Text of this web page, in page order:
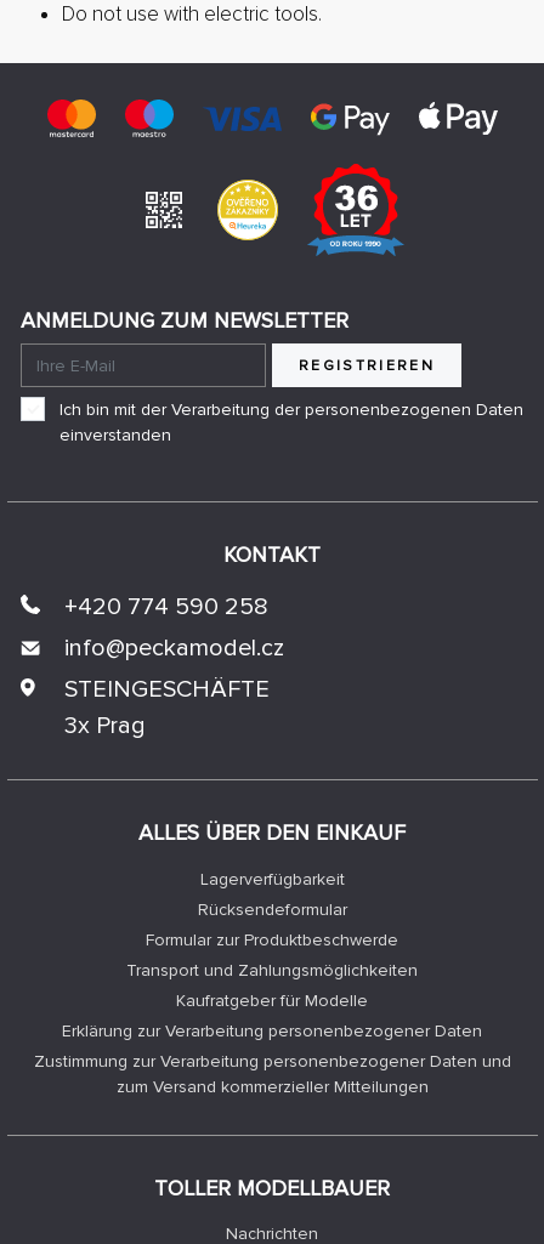
Do not use with electric tools.
ALLES ÜBER DEN EINKAUF
Lagerverfügbarkeit
Rücksendeformular
Formular zur Produktbeschwerde
Transport und Zahlungsmöglichkeiten
Kaufratgeber für Modelle
Erklärung zur Verarbeitung personenbezogener Daten
Zustimmung zur Verarbeitung personenbezogener Daten und
zum Versand kommerzieller Mitteilungen
TOLLER MODELLBAUER
Nachrichten
KONTAKT
+420 774 590 258
info@peckamodel.cz
STEINGESCHÄFTE
3x Prag
ANMELDUNG ZUM NEWSLETTER
REGISTRIEREN
Ich bin mit der Verarbeitung der personenbezogenen Daten
einverstanden